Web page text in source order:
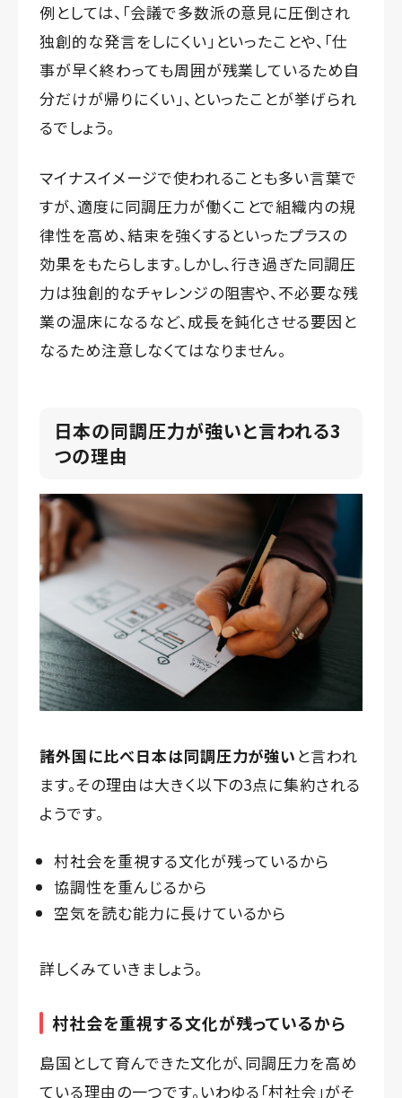
例としては、「会議で多数派の意見に圧倒され
独創的な発言をしにくい」といったことや、「仕
事が早く終わっても周囲が残業しているため自
分だけが帰りにくい」、といったことが挙げられ
るでしょう。
マイナスイメージで使われることも多い言葉で
すが、適度に同調圧力が働くことで組織内の規
律性を高め、結束を強くするといったプラスの
効果をもたらします。しかし、行き過ぎた同調圧
力は独創的なチャレンジの阻害や、不必要な残
業の温床になるなど、成長を鈍化させる要因と
なるため注意しなくてはなりません。
日本の同調圧力が強いと言われる3
つの理由
諸外国に比べ日本は同調圧力が強い と言われ
ます。その理由は大きく以下の3点に集約される
ようです。
村社会を重視する文化が残っているから
協調性を重んじるから
空気を読む能力に長けているから
詳しくみていきましょう。
村社会を重視する文化が残っているから
島国として育んできた文化が、同調圧力を高め
ている理由の一つです。いわゆる「村社会」がそ